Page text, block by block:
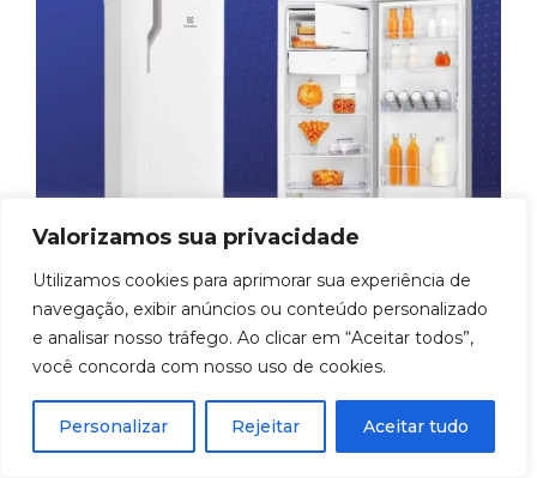
Valorizamos sua privacidade
Utilizamos cookies para aprimorar sua experiência de
navegação, exibir anúncios ou conteúdo personalizado
e analisar nosso tráfego. Ao clicar em “Aceitar todos”,
você concorda com nosso uso de cookies.
Personalizar Rejeitar Aceitar tudo